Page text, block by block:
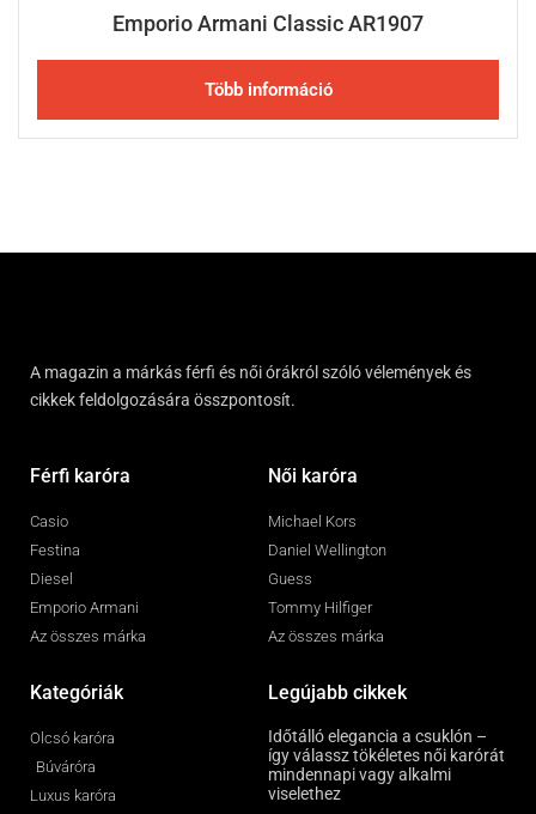
Emporio Armani Classic AR1907
Több információ
A magazin a márkás férfi és női órákról szóló vélemények és
cikkek feldolgozására összpontosít.
Férfi karóra
Casio
Festina
Diesel
Emporio Armani
Az összes márka
Női karóra
Michael Kors
Daniel Wellington
Guess
Tommy Hilfiger
Az összes márka
Kategóriák
Olcsó karóra
Búváróra
Luxus karóra
Legújabb cikkek
Időtálló elegancia a csuklón –
így válassz tökéletes női karórát
mindennapi vagy alkalmi
viselethez